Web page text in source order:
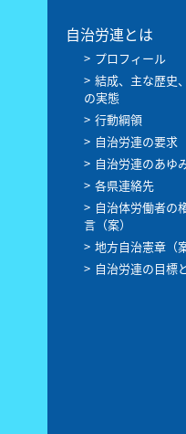
自治労連とは
プロフィール
結成、主な歴史
の実態
行動綱領
自治労連の要求
自治労連のあゆ
各県連絡先
自治体労働者の
言（案）
地方自治憲章（案
自治労連の目標